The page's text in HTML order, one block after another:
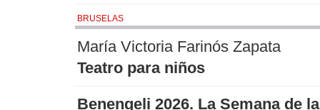
BRUSELAS
María Victoria Farinós Zapata
Teatro para niños
Benengeli 2026. La Semana de